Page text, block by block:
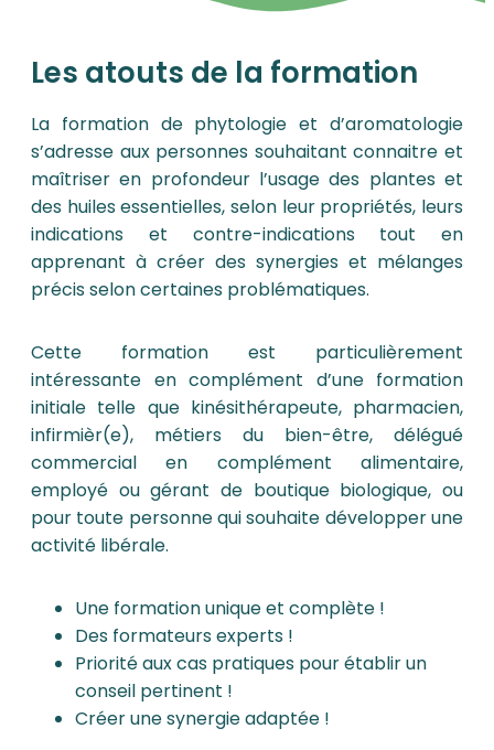
Les atouts de la formation
La formation de phytologie et d’aromatologie
s’adresse aux personnes souhaitant connaitre et
maîtriser en profondeur l’usage des plantes et
des huiles essentielles, selon leur propriétés, leurs
indications et contre-indications tout en
apprenant à créer des synergies et mélanges
précis selon certaines problématiques.
Cette formation est particulièrement
intéressante en complément d’une formation
initiale telle que kinésithérapeute, pharmacien,
infirmièr(e), métiers du bien-être, délégué
commercial en complément alimentaire,
employé ou gérant de boutique biologique, ou
pour toute personne qui souhaite développer une
activité libérale.
Une formation unique et complète !
Des formateurs experts !
Priorité aux cas pratiques pour établir un
conseil pertinent !
Créer une synergie adaptée !